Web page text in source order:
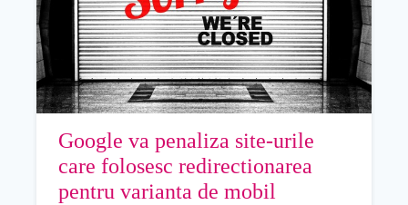
Google va penaliza site-urile
care folosesc redirectionarea
pentru varianta de mobil